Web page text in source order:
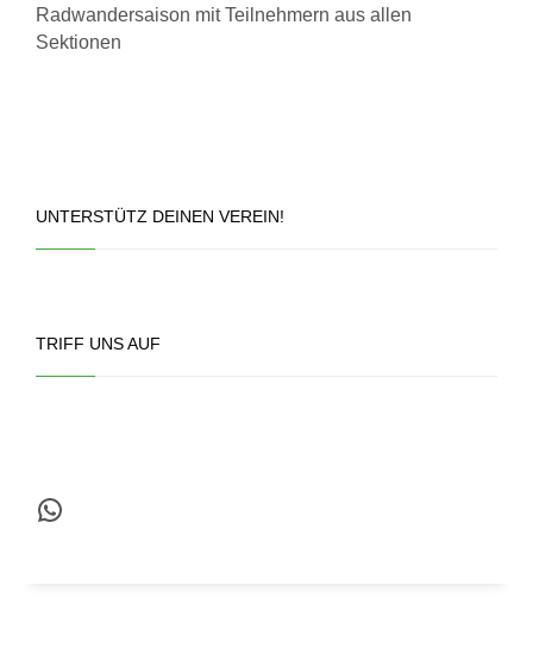
Radwandersaison mit Teilnehmern aus allen
Sektionen
UNTERSTÜTZ DEINEN VEREIN!
TRIFF UNS AUF
WhatsApp